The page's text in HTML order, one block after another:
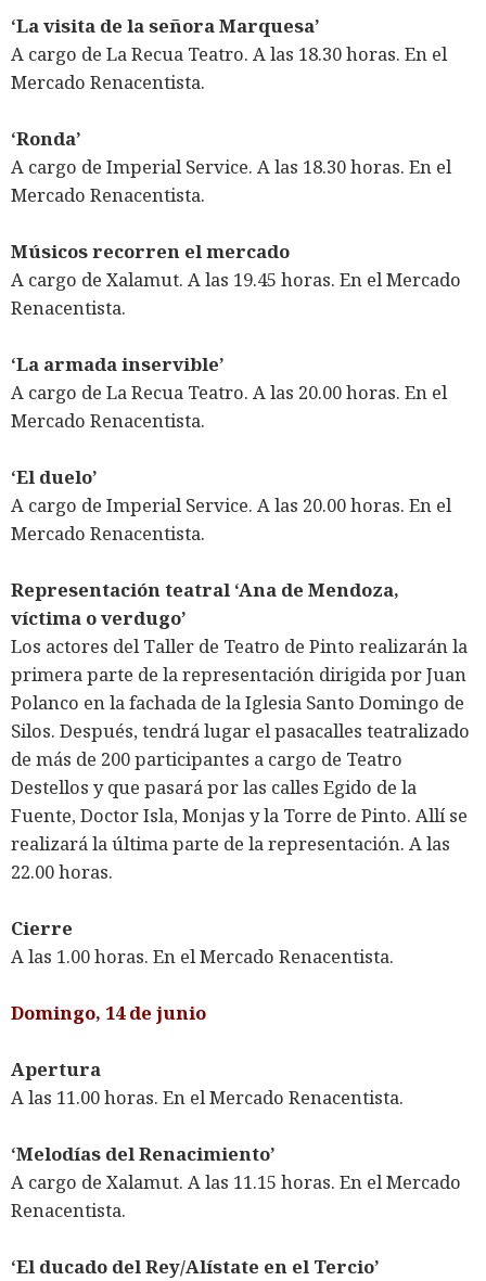
‘La visita de la señora Marquesa’
A cargo de La Recua Teatro. A las 18.30 horas. En el
Mercado Renacentista.
‘Ronda’
A cargo de Imperial Service. A las 18.30 horas. En el
Mercado Renacentista.
Músicos recorren el mercado
A cargo de Xalamut. A las 19.45 horas. En el Mercado
Renacentista.
‘La armada inservible’
A cargo de La Recua Teatro. A las 20.00 horas. En el
Mercado Renacentista.
‘El duelo’
A cargo de Imperial Service. A las 20.00 horas. En el
Mercado Renacentista.
Representación teatral ‘Ana de Mendoza,
víctima o verdugo’
Los actores del Taller de Teatro de Pinto realizarán la
primera parte de la representación dirigida por Juan
Polanco en la fachada de la Iglesia Santo Domingo de
Silos. Después, tendrá lugar el pasacalles teatralizado
de más de 200 participantes a cargo de Teatro
Destellos y que pasará por las calles Egido de la
Fuente, Doctor Isla, Monjas y la Torre de Pinto. Allí se
realizará la última parte de la representación. A las
22.00 horas.
Cierre
A las 1.00 horas. En el Mercado Renacentista.
Domingo, 14 de junio
Apertura
A las 11.00 horas. En el Mercado Renacentista.
‘Melodías del Renacimiento’
A cargo de Xalamut. A las 11.15 horas. En el Mercado
Renacentista.
‘El ducado del Rey/Alístate en el Tercio’